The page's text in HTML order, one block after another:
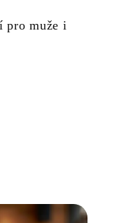
pro muže i